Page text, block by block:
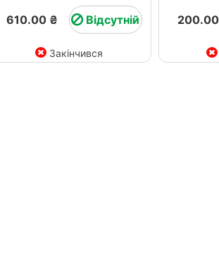
610.00 ₴ Відсутній
Закінчився